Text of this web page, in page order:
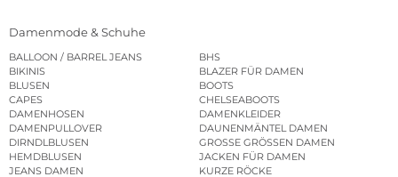
Damenmode & Schuhe
BALLOON / BARREL JEANS
BHS
BIKINIS
BLAZER FÜR DAMEN
BLUSEN
BOOTS
CAPES
CHELSEABOOTS
DAMENHOSEN
DAMENKLEIDER
DAMENPULLOVER
DAUNENMÄNTEL DAMEN
DIRNDLBLUSEN
GROSSE GRÖSSEN DAMEN
HEMDBLUSEN
JACKEN FÜR DAMEN
JEANS DAMEN
KURZE RÖCKE